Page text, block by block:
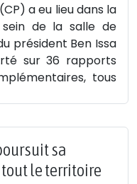
a eu lieu dans la
sein de la salle de
président Ben Issa
sur 36 rapports
tous
sa
le territoire